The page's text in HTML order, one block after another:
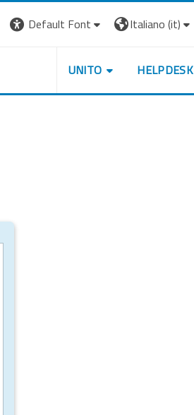
Default Font
Italiano ‎(it)‎
UNITO HELPDESK